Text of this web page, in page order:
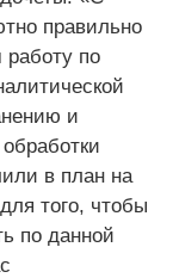
правильно
по
и
в план на
того, чтобы
по данной